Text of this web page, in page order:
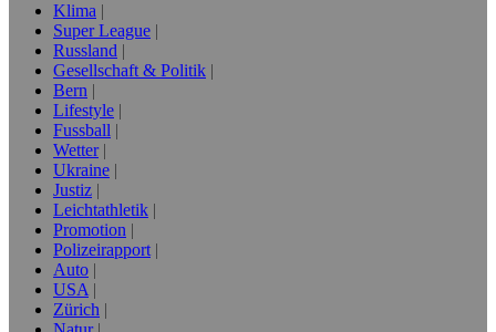
Klima
Super League
Russland
Gesellschaft & Politik
Bern
Lifestyle
Fussball
Wetter
Ukraine
Justiz
Leichtathletik
Promotion
Polizeirapport
Auto
USA
Zürich